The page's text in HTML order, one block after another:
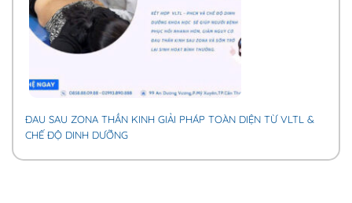
ĐAU SAU ZONA THẦN KINH GIẢI PHÁP TOÀN DIỆN TỪ VLTL &
CHẾ ĐỘ DINH DƯỠNG